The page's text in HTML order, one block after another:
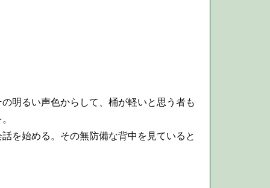
明るい声色からして、桶が軽いと思う者も
を始める。その無防備な背中を見ていると